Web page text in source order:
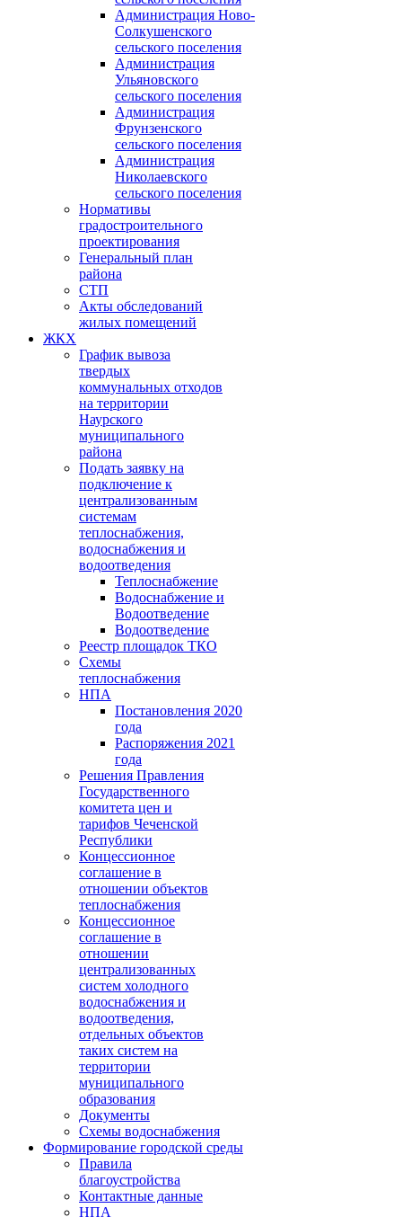
Администрация Ново-
Солкушенского
сельского поселения
Администрация
Ульяновского
сельского поселения
Администрация
Фрунзенского
сельского поселения
Администрация
Николаевского
сельского поселения
Нормативы
градостроительного
проектирования
Генеральный план
района
СТП
Акты обследований
жилых помещений
ЖКХ
График вывоза
твердых
коммунальных отходов
на территории
Наурского
муниципального
района
Подать заявку на
подключение к
централизованным
системам
теплоснабжения,
водоснабжения и
водоотведения
Теплоснабжение
Водоснабжение и
Водоотведение
Водоотведение
Реестр площадок ТКО
Схемы
теплоснабжения
НПА
Постановления 2020
года
Распоряжения 2021
года
Решения Правления
Государственного
комитета цен и
тарифов Чеченской
Республики
Концессионное
соглашение в
отношении объектов
теплоснабжения
Концессионное
соглашение в
отношении
централизованных
систем холодного
водоснабжения и
водоотведения,
отдельных объектов
таких систем на
территории
муниципального
образования
Документы
Схемы водоснабжения
Формирование городской среды
Правила
благоустройства
Контактные данные
НПА